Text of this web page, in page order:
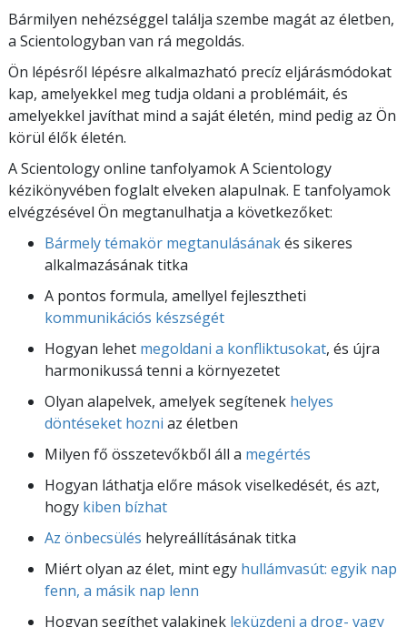
Bármilyen nehézséggel találja szembe magát az életben,
a Scientologyban van rá megoldás.
Ön lépésről lépésre alkalmazható precíz eljárásmódokat
kap, amelyekkel meg tudja oldani a problémáit, és
amelyekkel javíthat mind a saját életén, mind pedig az Ön
körül élők életén.
A Scientology online tanfolyamok A Scientology
kézikönyvében foglalt elveken alapulnak. E tanfolyamok
elvégzésével Ön megtanulhatja a következőket:
Bármely témakör megtanulásánakés sikeres
alkalmazásának titka
A pontos formula, amellyel fejlesztheti
kommunikációs készségét
Hogyan lehet megoldani a konfliktusokat, és újra
harmonikussá tenni a környezetet
Olyan alapelvek, amelyek segítenek helyes
döntéseket hozni az életben
Milyen fő összetevőkből áll a megértés
Hogyan láthatja előre mások viselkedését, és azt,
hogy kiben bízhat
Az önbecsülés helyreállításának titka
Miért olyan az élet, mint egy hullámvasút: egyik nap
fenn, a másik nap lenn
Hogyan segíthet valakinek leküzdeni a drog- vagy